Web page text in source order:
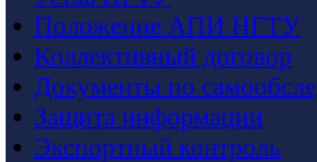
Положение АПИ НГТУ
Коллективный договор
Документы по
Защита информации
Экспортный контроль